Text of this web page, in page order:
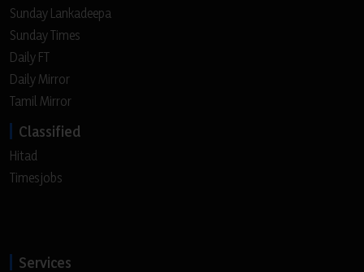
Sunday Lankadeepa
Sunday Times
Daily FT
Daily Mirror
Tamil Mirror
Classified
Hitad
Timesjobs
Services